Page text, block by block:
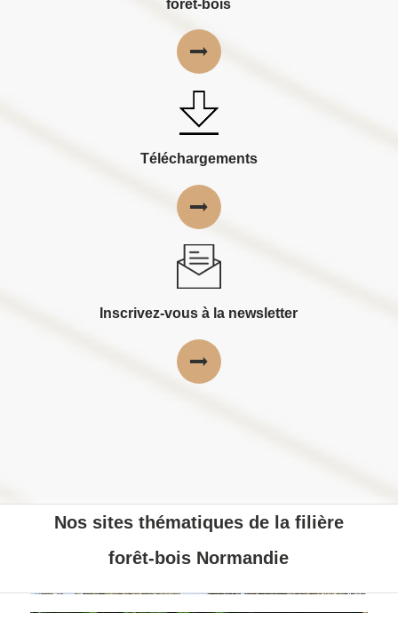
forêt-bois
Téléchargements
Inscrivez-vous à la newsletter
Nos sites thématiques de la filière
forêt-bois Normandie